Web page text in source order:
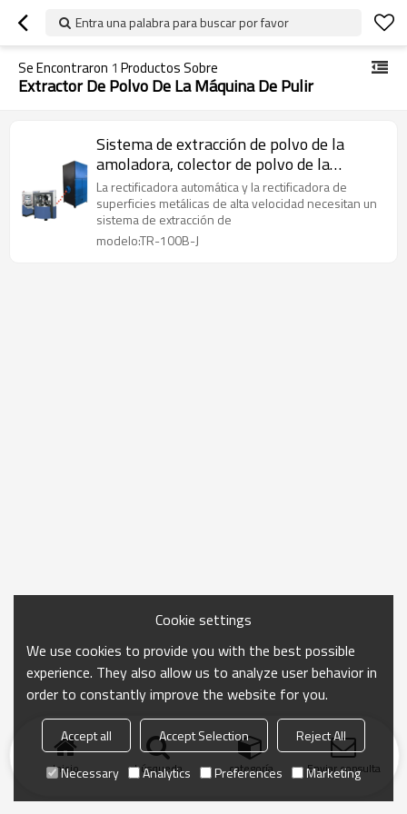
Entra una palabra para buscar por favor
Se Encontraron 1 Productos Sobre
Extractor De Polvo De La Máquina De Pulir
Sistema de extracción de polvo de la
amoladora, colector de polvo de la
máquina de pulir
La rectificadora automática y la rectificadora de
superficies metálicas de alta velocidad necesitan un
sistema de extracción de
modelo:TR-100B-J
Inicio búsqueda categoría Enviar consulta
Cookie settings
We use cookies to provide you with the best possible
experience. They also allow us to analyze user behavior in
order to constantly improve the website for you.
Accept all Accept Selection
Reject All
Necessary
Analytics Preferences Marketing